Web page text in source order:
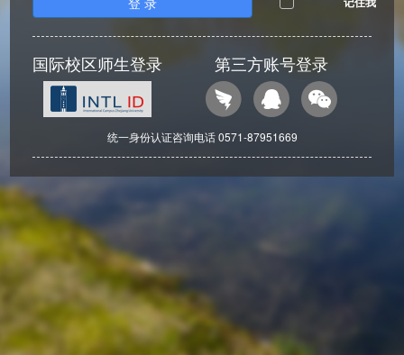
国际校区师生登录 第三方账号登录
统一身份认证咨询电话 0571-87951669